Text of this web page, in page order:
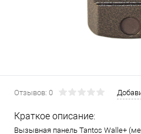
Отзывов: 0
Краткое описание:
Вызывная панель Tantos Walle+